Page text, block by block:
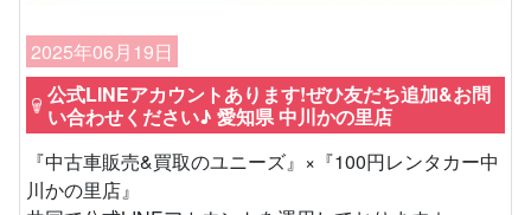
2025年06月19日
公式LINEアカウントあります!ぜひ友だち追加&お問
い合わせください♪ 愛知県 中川かの里店
『中古車販売&買取のユニーズ』×『100円レンタカー中
川かの里店』